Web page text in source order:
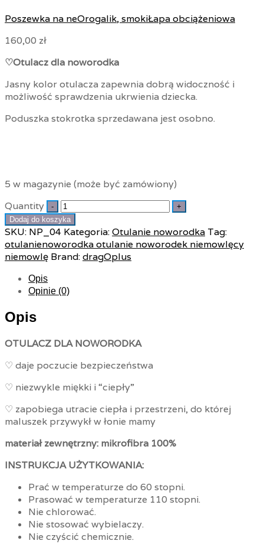
Poszewka na neOrogalik, smokiŁapa obciążeniowa
160,00 zł
♡Otulacz dla noworodka
Jasny kolor otulacza zapewnia dobrą widoczność i
możliwość sprawdzenia ukrwienia dziecka.
Poduszka stokrotka sprzedawana jest osobno.
5 w magazynie (może być zamówiony)
Quantity
Dodaj do koszyka
SKU: NP_04 Kategoria:Otulanie noworodka Tag:
otulanienoworodka otulanie noworodek niemowlęcy
niemowlę Brand:dragOplus
Opis
Opinie (0)
Opis
OTULACZ DLA NOWORODKA
♡ daje poczucie bezpieczeństwa
♡ niezwykle miękki i “ciepły”
♡ zapobiega utracie ciepła i przestrzeni, do której
maluszek przywykł w łonie mamy
materiał zewnętrzny: mikrofibra 100%
INSTRUKCJA UŻYTKOWANIA:
Prać w temperaturze do 60 stopni.
Prasować w temperaturze 110 stopni.
Nie chlorować.
Nie stosować wybielaczy.
Nie czyścić chemicznie.